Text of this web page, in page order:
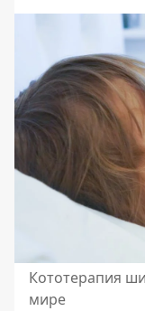
Кототерапия
мире